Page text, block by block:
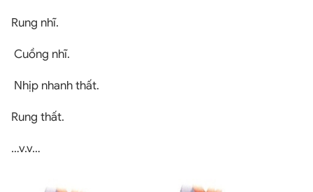
Rung nhĩ.
Cuồng nhĩ.
Nhịp nhanh thất.
Rung thất.
…v.v…